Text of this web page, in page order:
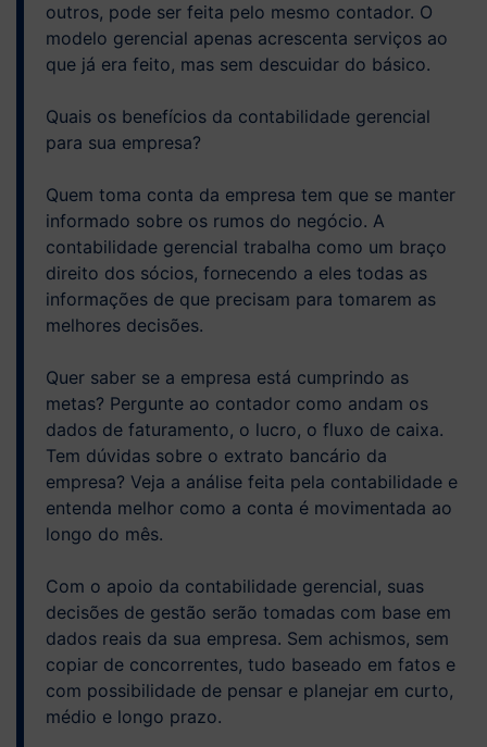
outros, pode ser feita pelo mesmo contador. O
modelo gerencial apenas acrescenta serviços ao
que já era feito, mas sem descuidar do básico.
Quais os benefícios da contabilidade gerencial
para sua empresa?
Quem toma conta da empresa tem que se manter
informado sobre os rumos do negócio. A
contabilidade gerencial trabalha como um braço
direito dos sócios, fornecendo a eles todas as
informações de que precisam para tomarem as
melhores decisões.
Quer saber se a empresa está cumprindo as
metas? Pergunte ao contador como andam os
dados de faturamento, o lucro, o fluxo de caixa.
Tem dúvidas sobre o extrato bancário da
empresa? Veja a análise feita pela contabilidade e
entenda melhor como a conta é movimentada ao
longo do mês.
Com o apoio da contabilidade gerencial, suas
decisões de gestão serão tomadas com base em
dados reais da sua empresa. Sem achismos, sem
copiar de concorrentes, tudo baseado em fatos e
com possibilidade de pensar e planejar em curto,
médio e longo prazo.